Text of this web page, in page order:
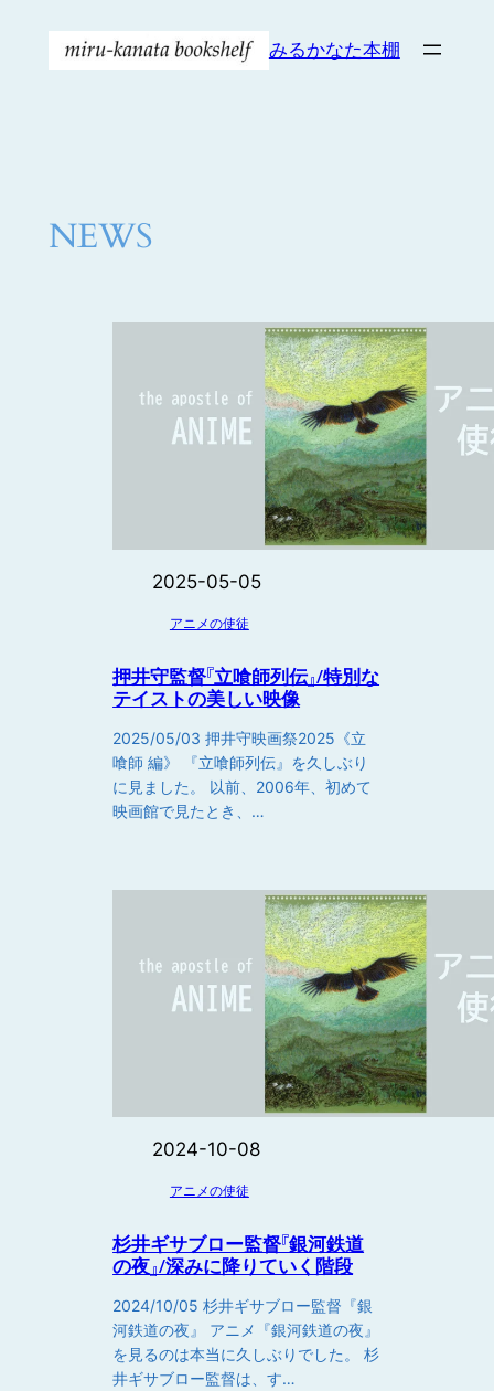
みるかなた本棚
NEWS
2025-05-05
アニメの使徒
押井守監督『立喰師列伝』/特別な
テイストの美しい映像
2025/05/03 押井守映画祭2025《立
喰師 編》 『立喰師列伝』を久しぶり
に見ました。 以前、2006年、初めて
映画館で見たとき、…
2024-10-08
アニメの使徒
杉井ギサブロー監督『銀河鉄道
の夜』/深みに降りていく階段
2024/10/05 杉井ギサブロー監督『銀
河鉄道の夜』 アニメ『銀河鉄道の夜』
を見るのは本当に久しぶりでした。 杉
井ギサブロー監督は、す…